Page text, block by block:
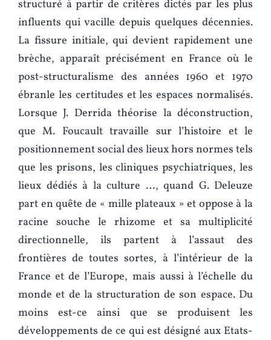
structuré à partir de critères dictés par les plus
influents qui vacille depuis quelques décennies.
La fissure initiale, qui devient rapidement une
brèche, apparaît précisément en France où le
post-structuralisme des années 1960 et 1970
ébranle les certitudes et les espaces normalisés.
Lorsque J. Derrida théorise la déconstruction,
que M. Foucault travaille sur l’histoire et le
positionnement social des lieux hors normes tels
que les prisons, les cliniques psychiatriques, les
lieux dédiés à la culture …, quand G. Deleuze
part en quête de « mille plateaux » et oppose à la
racine souche le rhizome et sa multiplicité
directionnelle, ils partent à l’assaut des
frontières de toutes sortes, à l’intérieur de la
France et de l’Europe, mais aussi à l’échelle du
monde et de la structuration de son espace. Du
moins est-ce ainsi que se produisent les
développements de ce qui est désigné aux Etats-